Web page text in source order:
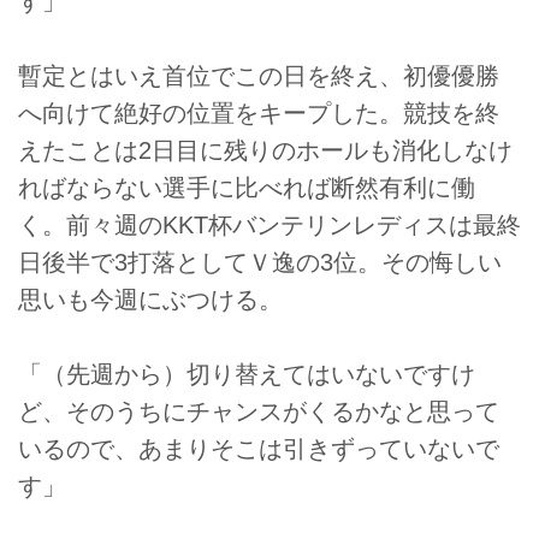
暫定とはいえ首位でこの日を終え、初優優勝
へ向けて絶好の位置をキープした。競技を終
えたことは2日目に残りのホールも消化しなけ
ればならない選手に比べれば断然有利に働
く。前々週のKKT杯バンテリンレディスは最終
日後半で3打落としてＶ逸の3位。その悔しい
思いも今週にぶつける。
「（先週から）切り替えてはいないですけ
ど、そのうちにチャンスがくるかなと思って
いるので、あまりそこは引きずっていないで
す」